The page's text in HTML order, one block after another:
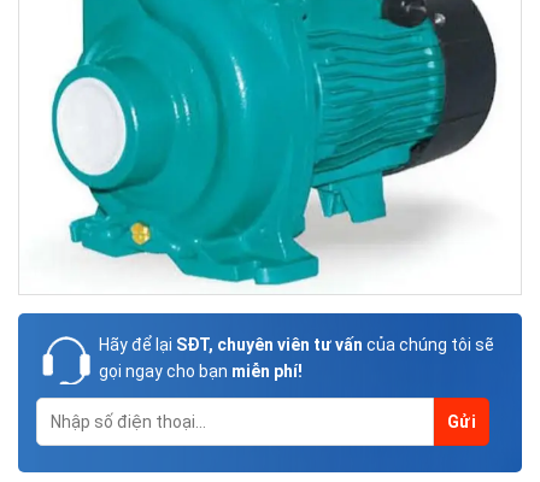
Hãy để lại SĐT, chuyên viên tư vấn của chúng tôi sẽ
gọi ngay cho bạn miễn phí!